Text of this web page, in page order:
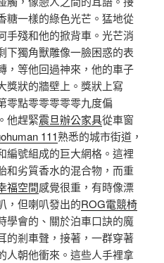
糖一樣的綠色光芒。猛地從
手殘和他的掀背車。光芒消
下獨角獸雕像一臉困惑的表
，等他回過神來，他的車子
獎狀的牆壁上。獎狀上寫
點零零零零零九度偏
他趕緊震旦辦公家具從車窗
111熟悉的城市街道，
編號組成的巨大網格。這裡
和劣質香水的混合物，而重
福空間感覺很重，有時像漂
，但喇叭發出的ROG電競椅
學會的、關於泊車口訣的魔
的剎車聲，接著，一群穿著
人朝他衝來。這些人手裡拿